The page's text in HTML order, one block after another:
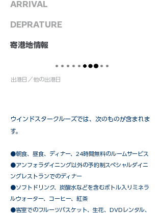
ARRIVAL
DEPRATURE
​寄港地情報
出港日／他の出港日
ウインドスタークルーズでは、次のものが含まれま
す。
●朝食、昼食、ディナー、24時間無料のルームサービス
​●アンフォラダイニング以外の予約制スペシャルダイニ
ングレストランでのディナー
●ソフトドリンク、炭酸水などを含むボトル入りミネラ
ルウォーター、コーヒー、紅茶
●客室でのフルーツバスケット、生花、DVDレンタル、